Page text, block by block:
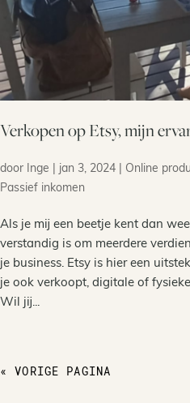
Verkopen op Etsy, mijn
door Inge jan 3, 2024 Online
Passief inkomen
Als je mij een beetje kent dan
verstandig is om meerdere
je business. Etsy is hier een
je ook verkoopt, digitale of
Wil jij...
« VORIGE PAGINA